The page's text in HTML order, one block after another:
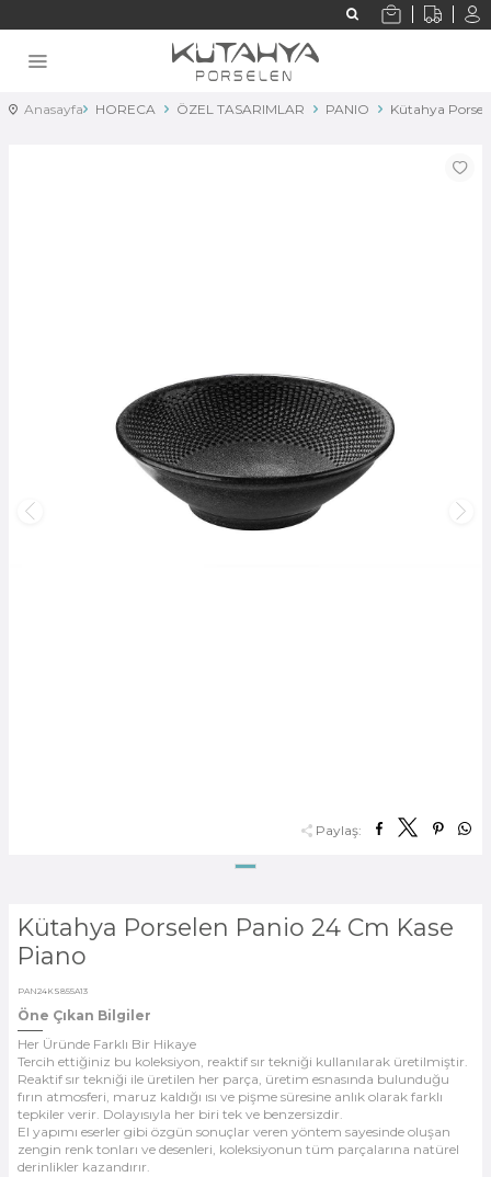
Anasayfa HORECA ÖZEL TASARIMLAR PANIO Kütahya
Paylaş:
Kütahya Porselen Panio 24 Cm Kase
Piano
PAN24KS855A13
Öne Çıkan Bilgiler
Her Üründe Farklı Bir Hikaye
Tercih ettiğiniz bu koleksiyon, reaktif sır tekniği kullanılarak üretilmiştir.
Reaktif sır tekniği ile üretilen her parça, üretim esnasında bulunduğu
fırın atmosferi, maruz kaldığı ısı ve pişme süresine anlık olarak farklı
tepkiler verir. Dolayısıyla her biri tek ve benzersizdir.
El yapımı eserler gibi özgün sonuçlar veren yöntem sayesinde oluşan
zengin renk tonları ve desenleri, koleksiyonun tüm parçalarına natürel
derinlikler kazandırır.